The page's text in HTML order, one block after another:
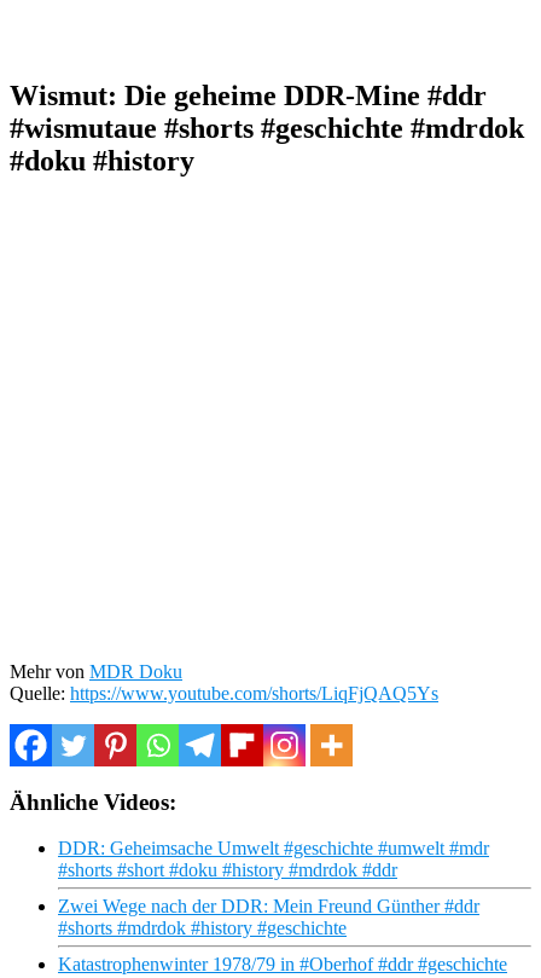
Wismut: Die geheime DDR-Mine #ddr
#wismutaue #shorts #geschichte #mdrdok
#doku #history
Mehr von MDR Doku
Quelle: https://www.youtube.com/shorts/LiqFjQAQ5Ys
Ähnliche Videos:
DDR: Geheimsache Umwelt #geschichte #umwelt #mdr
#shorts #short #doku #history #mdrdok #ddr
Zwei Wege nach der DDR: Mein Freund Günther #ddr
#shorts #mdrdok #history #geschichte
Katastrophenwinter 1978/79 in #Oberhof #ddr #geschichte